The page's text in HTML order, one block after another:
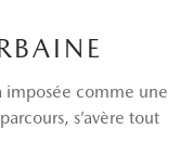
imposée comme une
s’avère tout